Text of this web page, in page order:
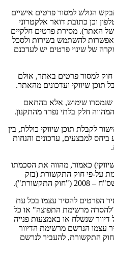
הגולש למסור פרטים אישיים
וכן כתובת דואר אלקטרוני
של האתר). מסירת פרטים חלקיים
להשתמש בשירות ולסכל
של שינוי פרטים יש לעדכנם
חוק למסור פרטים באתר, אולם
תוכן שיווקי ועדכונים מהאתר.
שנמסרו שימוש, אלא בהתאם
חלק בלתי נפרד מהתקנון.
לקבלת תוכן שיווקי כוללת, בין
ביחס למבצעים, עדכונים והנחות
שיווקי) כאמור, מהווה את הסכמתו
על-פי חוק התקשורת (בזק
הפרטים להסיר עצמו בכל עת
מרשימת התפוצה" או כל
שנשלח או באמצעות פנייה
עצמו הנרשם מרשימת הדיוור
התקשורת, להעביר לנרשם